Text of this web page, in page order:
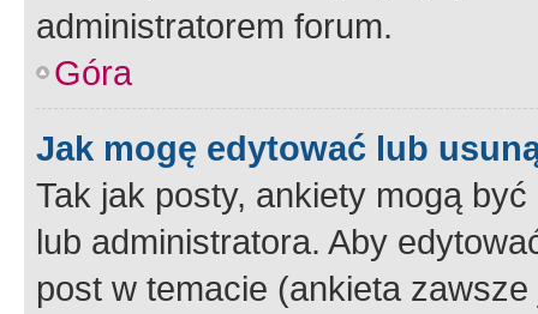
administratorem forum.
Góra
Jak mogę edytować lub
Tak jak posty, ankiety mogą
lub administratora. Aby
post w temacie (ankieta